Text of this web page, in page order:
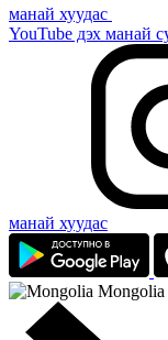
манай хуудас
YouTube дэх манай
манай хуудас
Mongolia